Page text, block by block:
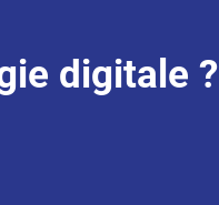
digitale ?